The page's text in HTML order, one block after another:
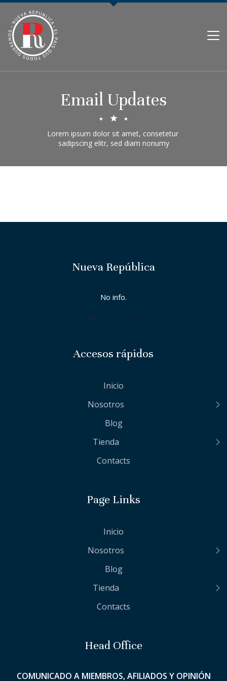
Email Updates
Lorem ipsum dolor sit amet, consetetur
sadipscing elitr, sed diam nonumy
Nueva República
No info.
Accesos rápidos
Inicio
Nosotros
Blog
Tienda
Contacts
Page Links
Inicio
Nosotros
Blog
Tienda
Contacts
Head Office
COMUNICADO A MIEMBROS, AFILIADOS Y OPINIÓN